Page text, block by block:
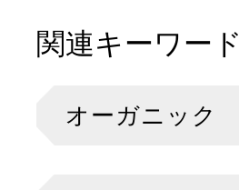
関連キーワード
オーガニック